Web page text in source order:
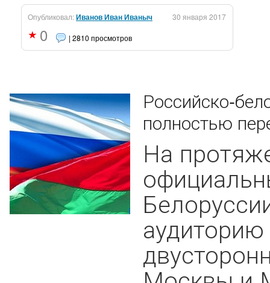
Опубликовал:Иванов Иван Иваныч 30 января 2017
0 | 2810 просмотров
Российско-
полностью
На